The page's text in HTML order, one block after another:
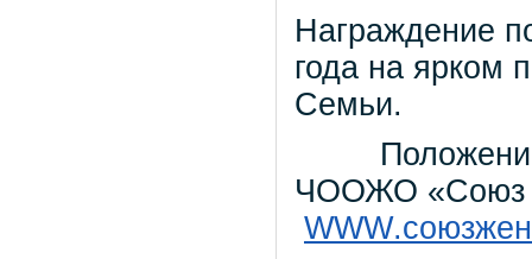
Награждение
года на ярком
Семьи.
Положение
ЧООЖО «Союз
WWW